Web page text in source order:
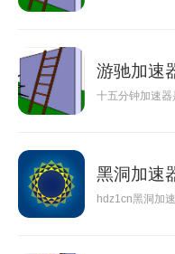
游驰加速
十五分钟加速
黑洞加速
hdz1cn黑洞加